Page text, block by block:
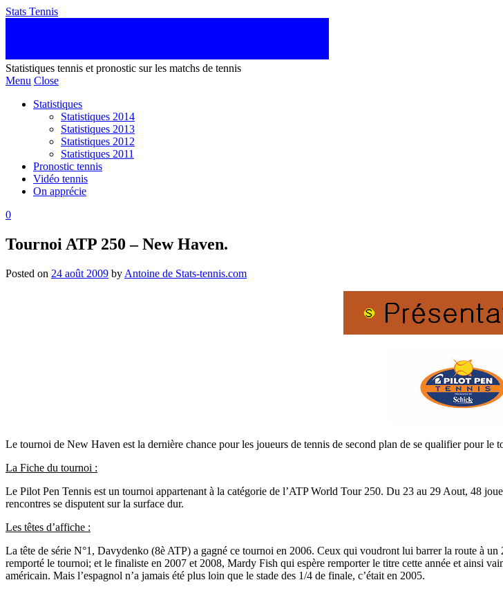
Stats Tennis
Statistiques tennis et pronostic sur les matchs de tennis
Menu Close
Statistiques
Statistiques 2014
Statistiques 2013
Statistiques 2012
Statistiques 2011
Pronostic tennis
Vidéo tennis
On apprécie
0
Tournoi ATP 250 – New Haven.
Posted on 24 août 2009 by Antoine de Stats-tennis.com
Le tournoi de New Haven est la dernière chance pour les joueurs de tennis de second plan de se qualifier pour le
La Fiche du tournoi :
Le Pilot Pen Tennis est un tournoi appartenant à la catégorie de l’ATP World Tour 250. Du 23 au 29 Aout, 48
rencontres se disputent sur la surface dur.
Les têtes d’affiche :
La tête de série N°1, Davydenko (8è ATP) a gagné ce tournoi en 2006. Ceux qui voudront lui barrer la route à
remporté le tournoi; et le finaliste en 2007 et 2008, Mardy Fish qui espère remporter le titre cette année et ainsi
américain. Mais l’espagnol n’a jamais été plus loin que le stade des 1/4 de finale, c’était en 2005.